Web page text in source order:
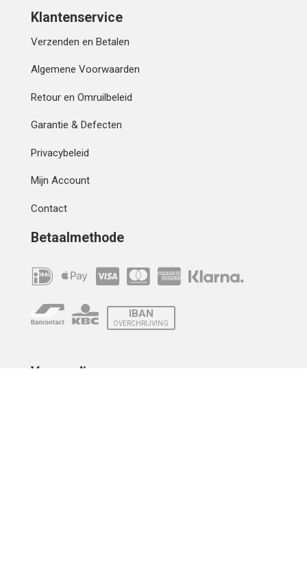
Klantenservice
Verzenden en Betalen
Algemene Voorwaarden
Retour en Omruilbeleid
Garantie & Defecten
Privacybeleid
Mijn Account
Contact
Betaalmethode
IBAN
OVERCHRIJVING
Verzending